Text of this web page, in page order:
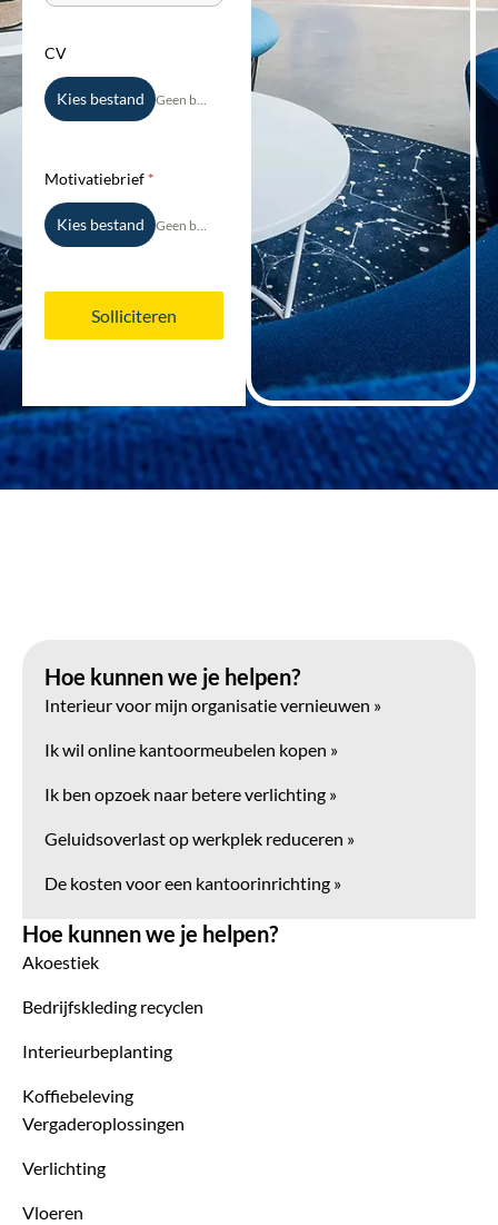
CV
Kies bestand
Motivatiebrief *
Kies bestand
Solliciteren
Hoe kunnen we je helpen?
Interieur voor mijn organisatie vernieuwen »
Ik wil online kantoormeubelen kopen »
Ik ben opzoek naar betere verlichting »
Geluidsoverlast op werkplek reduceren »
De kosten voor een kantoorinrichting »
Hoe kunnen we je helpen?
Akoestiek
Bedrijfskleding recyclen
Interieurbeplanting
Koffiebeleving
Vergaderoplossingen
Verlichting
Vloeren